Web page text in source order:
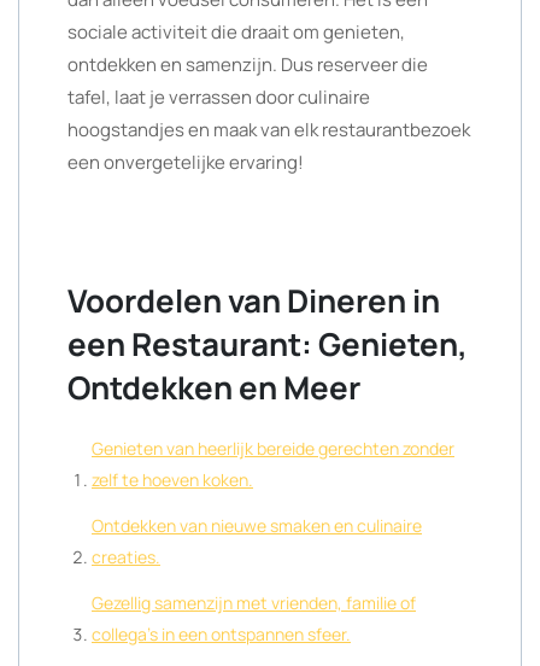
sociale activiteit die draait om genieten,
ontdekken en samenzijn. Dus reserveer die
tafel, laat je verrassen door culinaire
hoogstandjes en maak van elk restaurantbezoek
een onvergetelijke ervaring!
Voordelen van Dineren in
een Restaurant: Genieten,
Ontdekken en Meer
Genieten van heerlijk bereide gerechten zonder
zelf te hoeven koken.
Ontdekken van nieuwe smaken en culinaire
creaties.
Gezellig samenzijn met vrienden, familie of
collega’s in een ontspannen sfeer.